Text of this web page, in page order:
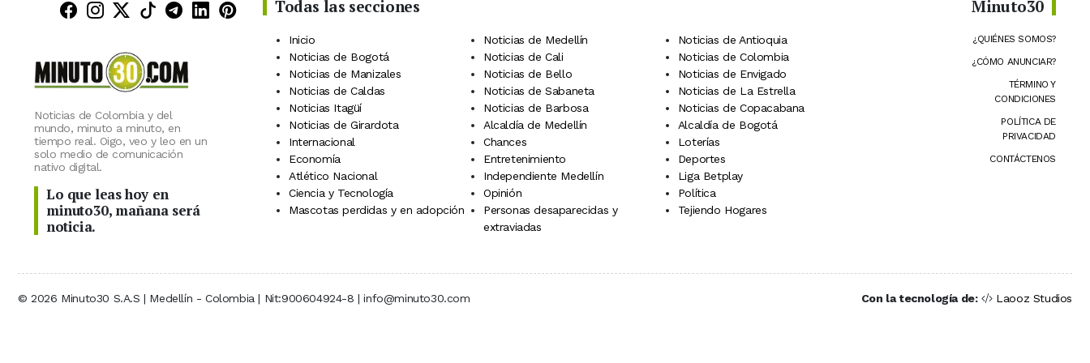
Minuto30 en Facebook
Minuto30 en Instagram
Minuto30 en X (Twitter)
Minuto30 en TikTok
Canal de Minuto30 en Telegram
Minuto30 en LinkedIn
Minuto30 en Pinterest
Noticias de Colombia y del
mundo, minuto a minuto, en
tiempo real. Oigo, veo y leo en un
solo medio de comunicación
nativo digital.
Lo que leas hoy en
minuto30, mañana será
noticia.
Todas las secciones
Inicio Noticias de Medellín
Noticias de Antioquia
Noticias de Bogotá
Noticias de Cali
Noticias de Colombia
Noticias de Manizales
Noticias de Bello
Noticias de Envigado
Noticias de Caldas
Noticias de Sabaneta
Noticias de La Estrella
Noticias Itagüí
Noticias de Barbosa
Noticias de Copacabana
Noticias de Girardota
Alcaldía de Medellín
Alcaldía de Bogotá
Internacional
Chances
Loterías
Economía
Entretenimiento
Deportes
Atlético Nacional
Independiente Medellín
Liga Betplay
Ciencia y Tecnología
Opinión
Política
Mascotas perdidas y en adopción
Personas desaparecidas y
extraviadas
Tejiendo Hogares
Minuto30
¿QUIÉNES SOMOS?
¿CÓMO ANUNCIAR?
TÉRMINO Y
CONDICIONES
POLÍTICA DE
PRIVACIDAD
CONTÁCTENOS
© 2026 Minuto30 S.A.S | Medellín - Colombia | Nit:900604924-8 | info@minuto30.com Con la tecnología de: Laooz Studios